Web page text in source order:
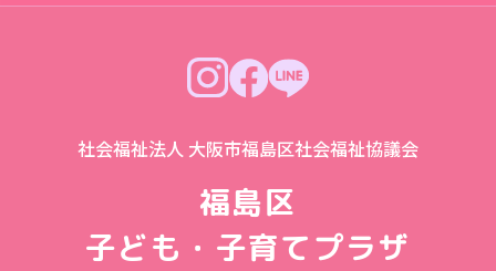
社会福祉法人 大阪市福島区社会福祉協議会
福島区
子ども・子育てプラザ